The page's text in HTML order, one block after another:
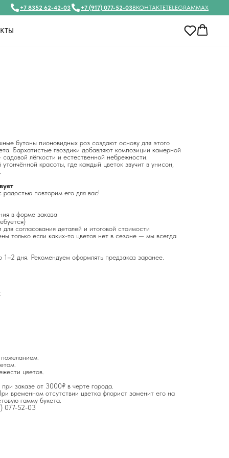
+7 8352 62-42-03 +7 (917) 077-52-03ВКОНТАКТЕTELEGRAMMAX
бутоны пионовидных роз создают основу для этого
Бархатистые гвоздики добавляют композиции камерной
лёгкости и естественной небрежности.
красоты, где каждый цветок звучит в унисон,
повторим его для вас!
в форме заказа
согласования деталей и итоговой стоимости
только если каких-то цветов нет в сезоне — мы всегда
дня. Рекомендуем оформлять предзаказ заранее.
цветов.
при заказе от 3000₽ в черте города.
временном отсутствии цветка флорист заменит его на
гамму букета.
077-52-03